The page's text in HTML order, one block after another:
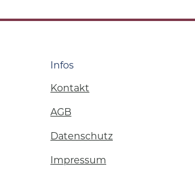
Infos
Kontakt
AGB
Datenschutz
Impressum